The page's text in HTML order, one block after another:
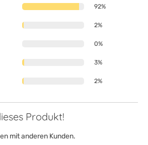
92%
2%
0%
3%
2%
Produkt!
mit anderen Kunden.